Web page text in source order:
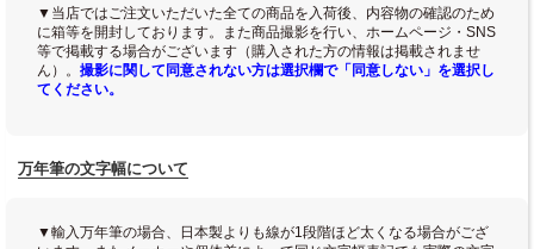
▼当店ではご注文いただいた全ての商品を入荷後、内容物の確認のため
に箱等を開封しております。また商品撮影を行い、ホームページ・SNS
等で掲載する場合がございます（購入された方の情報は掲載されませ
ん）。 撮影に関して同意されない方は選択欄で「同意しない」を選択し
てください。
万年筆の文字幅について
▼輸入万年筆の場合、日本製よりも線が1段階ほど太くなる場合がござ